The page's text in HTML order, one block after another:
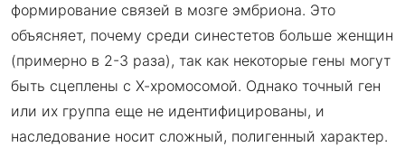
формирование связей в мозге эмбриона. Это
объясняет, почему среди синестетов больше женщин
(примерно в 2-3 раза), так как некоторые гены могут
быть сцеплены с Х-хромосомой. Однако точный ген
или их группа еще не идентифицированы, и
наследование носит сложный, полигенный характер.